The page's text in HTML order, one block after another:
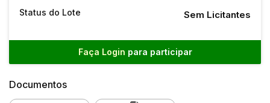
Status do Lote Sem Licitantes
Faça Login para participar
Documentos